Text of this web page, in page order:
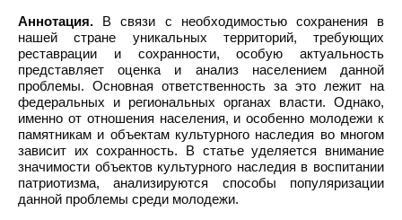
Аннотация. В связи с необходимостью сохранения в
нашей стране уникальных территорий, требующих
реставрации и сохранности, особую актуальность
представляет оценка и анализ населением данной
проблемы. Основная ответственность за это лежит на
федеральных и региональных органах власти. Однако,
именно от отношения населения, и особенно молодежи к
памятникам и объектам культурного наследия во многом
зависит их сохранность. В статье уделяется внимание
значимости объектов культурного наследия в воспитании
патриотизма, анализируются способы популяризации
данной проблемы среди молодежи.